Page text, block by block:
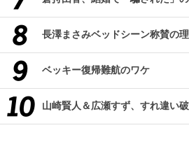
長澤まさみベッドシーン称賛の
ベッキー復帰難航のワケ
山崎賢人＆広瀬すず、すれ違い